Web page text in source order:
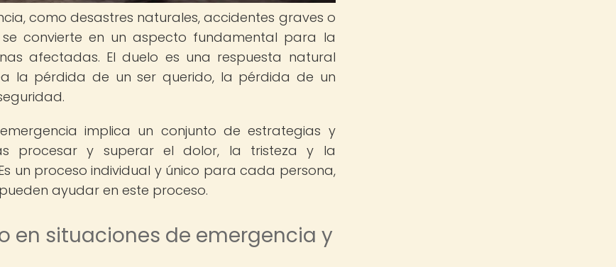
como desastres naturales, accidentes graves o
convierte en un aspecto fundamental para la
afectadas. El duelo es una respuesta natural
la pérdida de un ser querido, la pérdida de un
implica un conjunto de estrategias y
procesar y superar el dolor, la tristeza y la
un proceso individual y único para cada persona,
ayudar en este proceso.
en situaciones de emergencia y